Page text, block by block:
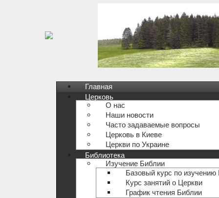
Главная
Церковь
О нас
Наши новости
Часто задаваемые вопросы
Церковь в Киеве
Церкви по Украине
Библиотека
Изучение Библии
Базовый курс по изучению
Курс занятий о Церкви
График чтения Библии